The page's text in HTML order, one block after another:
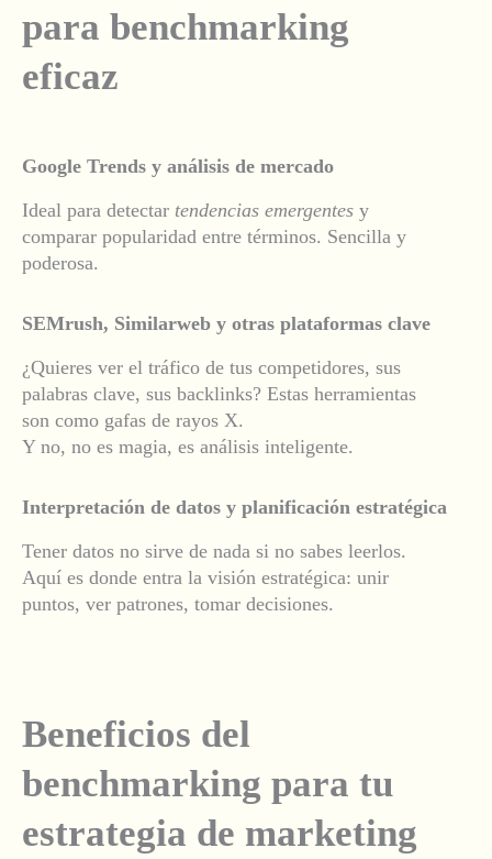
para benchmarking
eficaz
Google Trends y análisis de mercado
Ideal para detectar tendencias emergentes y
comparar popularidad entre términos. Sencilla y
poderosa.
SEMrush, Similarweb y otras plataformas clave
¿Quieres ver el tráfico de tus competidores, sus
palabras clave, sus backlinks? Estas herramientas
son como gafas de rayos X.
Y no, no es magia, es análisis inteligente.
Interpretación de datos y planificación estratégica
Tener datos no sirve de nada si no sabes leerlos.
Aquí es donde entra la visión estratégica: unir
puntos, ver patrones, tomar decisiones.
Beneficios del
benchmarking para tu
estrategia de marketing